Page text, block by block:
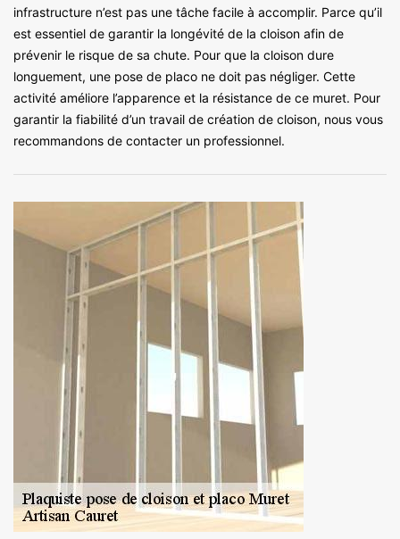
infrastructure n’est pas une tâche facile à accomplir. Parce qu’il
est essentiel de garantir la longévité de la cloison afin de
prévenir le risque de sa chute. Pour que la cloison dure
longuement, une pose de placo ne doit pas négliger. Cette
activité améliore l’apparence et la résistance de ce muret. Pour
garantir la fiabilité d’un travail de création de cloison, nous vous
recommandons de contacter un professionnel.